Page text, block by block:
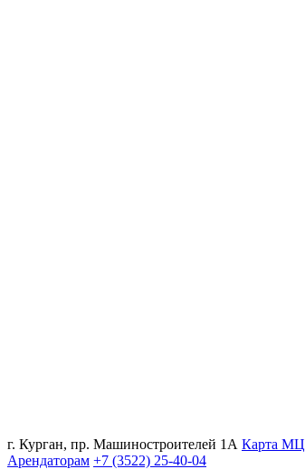
г. Курган, пр. Машиностроителей 1А Карта МЦ
Арендаторам +7 (3522) 25-40-04